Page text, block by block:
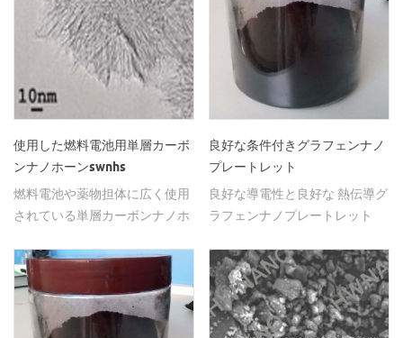
使用した燃料電池用単層カーボ
ンナノホーンswnhs
燃料電池や薬物担体に広く使用
されている単層カーボンナノホ
良好な条件付きグラフェンナノ
プレートレット
良好な導電性と良好な 熱伝導グ
ラフェンナノプレートレット